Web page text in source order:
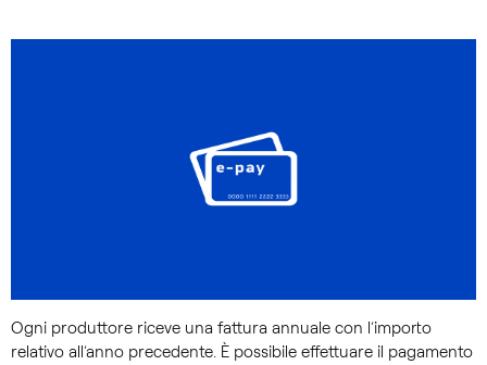
Ogni produttore riceve una fattura annuale con l’importo
relativo all’anno precedente. È possibile effettuare il pagamento